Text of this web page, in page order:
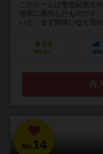
このゲームは聖悠紀先生
忠実に再現したものです
いと、まず間違いなく面
54
興味あり 経験
再
No.14